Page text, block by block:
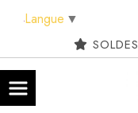
Langue ▼